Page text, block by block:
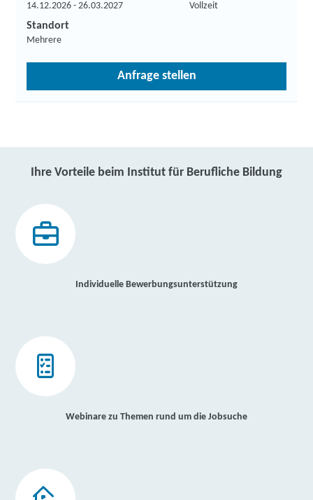
14.12.2026 - 26.03.2027 Vollzeit
Standort
Mehrere
Anfrage stellen
Ihre Vorteile beim Institut für Berufliche Bildung
Individuelle Bewerbungsunterstützung
Webinare zu Themen rund um die Jobsuche